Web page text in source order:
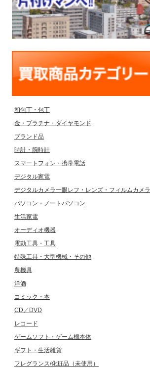
和包丁・包丁
金・プラチナ・ダイヤモンド
ブランド品
時計・腕時計
スマートフォン・携帯電話
デジタル家電
デジタルカメラ一眼レフ・レンズ・フィルムカメラ
パソコン・ノートパソコン
生活家電
オーディオ機器
電動工具・工具
特殊工具・大型機械・その他
農機具
洋酒
コミック・本
CD／DVD
レコード
ゲームソフト・ゲーム機本体
ギフト・生活雑貨
フレグランス/化粧品（未使用）